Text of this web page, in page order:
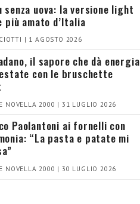
senza uova: la versione light
più amato d’Italia
| 1 AGOSTO 2026
il sapore che dà energia
con le bruschette
NOVELLA 2000 | 31 LUGLIO 2026
Paolantoni ai fornelli con
“La pasta e patate mi
NOVELLA 2000 | 30 LUGLIO 2026